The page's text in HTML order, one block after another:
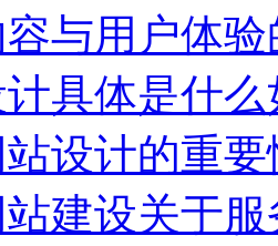
容与用户体
计具体是什
设计的重要
建设关于